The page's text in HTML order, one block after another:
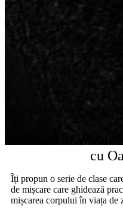
cu
Îți propun o serie de clase
de mișcare care ghidează
mișcarea corpului în viața de